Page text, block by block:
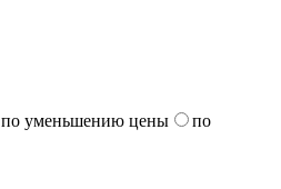
по уменьшению цены
по